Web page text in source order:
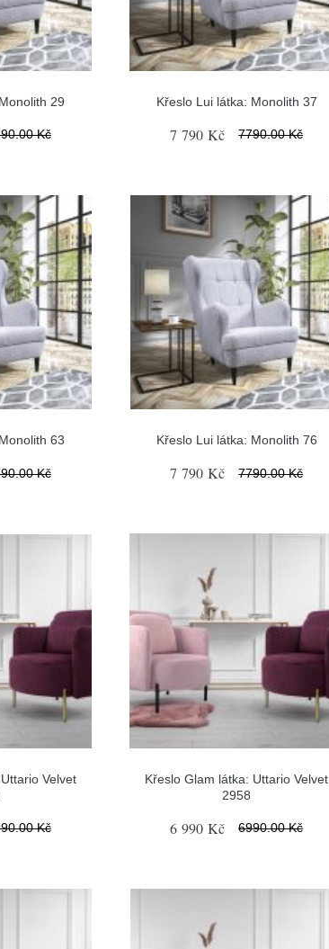
29
Kč
Křeslo Lui látka: Monolith 37
7 790 Kč 7790.00 Kč
63
Kč
Křeslo Lui látka: Monolith 76
7 790 Kč 7790.00 Kč
Velvet
Kč
Křeslo Glam látka: Uttario Velvet
2958
6 990 Kč 6990.00 Kč